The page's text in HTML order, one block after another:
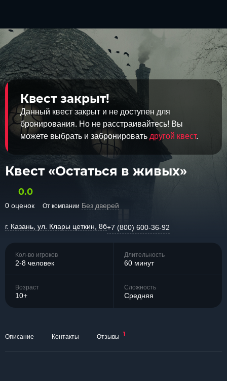
Квест закрыт!
Данный квест закрыт и не доступен для
бронирования. Но не расстраивайтесь! Вы
можете выбрать и забронировать другой квест.
Квест «Остаться в живых»
0.0
0 оценок От компании Без дверей
г. Казань, ул. Клары цеткин, 8б+7 (800) 600-36-92
Кол-во игроков
2-8 человек
Длительность
60 минут
Возраст
10+
Сложность
Средняя
Описание Контакты Отзывы 1